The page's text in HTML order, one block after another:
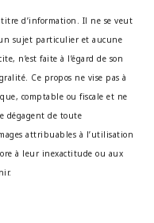
d’information. Il ne se veut
sujet particulier et aucune
n’est faite à l’égard de son
Ce propos ne vise pas à
comptable ou fiscale et ne
dégagent de toute
attribuables à l’utilisation
à leur inexactitude ou aux